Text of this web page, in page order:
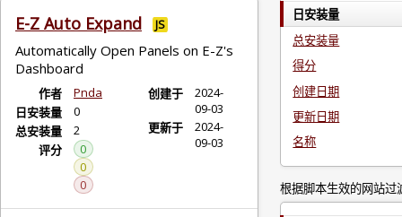
E-Z Auto Expand JS
Automatically Open Panels on E-Z's
Dashboard
作者
Pnda
日安装量
0
总安装量
2
评分
0
0
0
创建于
2024-
09-03
更新于
2024-
09-03
日安装量
总安装量
得分
创建日期
更新日期
名称
根据脚本生效的网站过